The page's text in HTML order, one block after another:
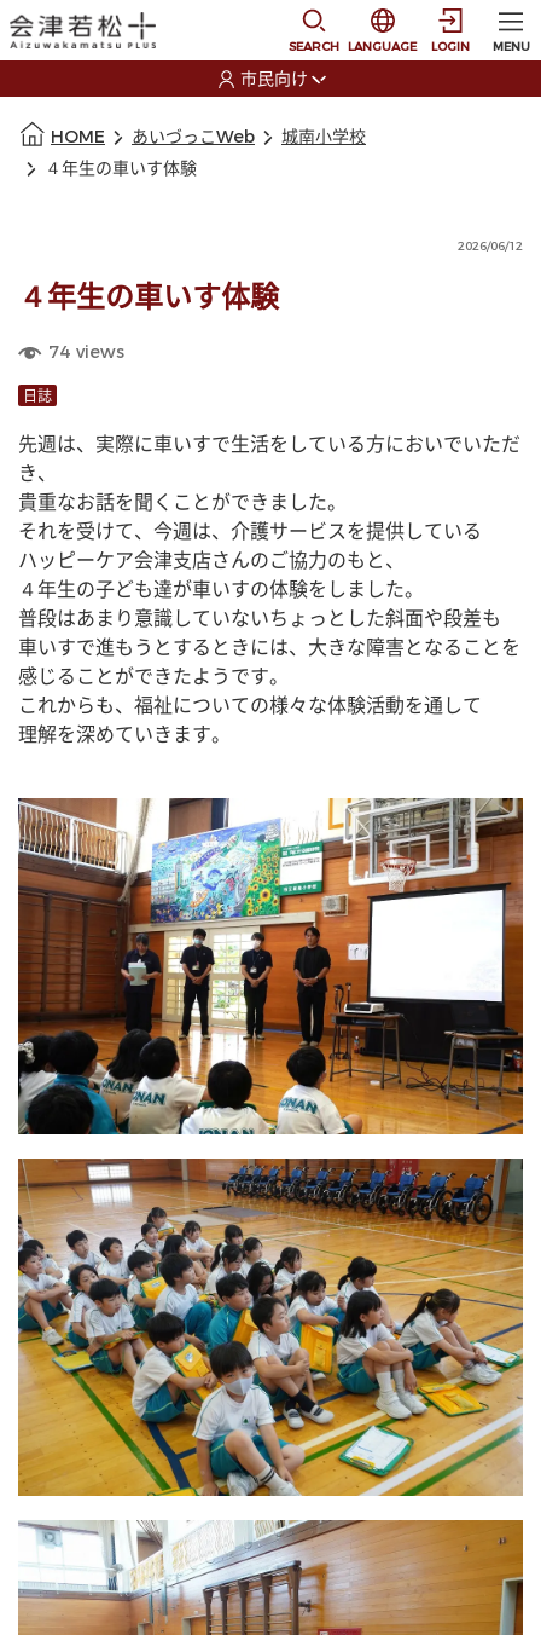
SEARCH
選択すると言語の切
LANGUAGE LOGIN MENU
市民向け
HOME あいづっこWeb
城南小学校
４年生の車いす体験
2026/06/12
４年生の車いす体験
74 views
日誌
先週は、実際に車いすで生活をしている方においでいただ
き、
貴重なお話を聞くことができました。
それを受けて、今週は、介護サービスを提供している
ハッピーケア会津支店さんのご協力のもと、
４年生の子ども達が車いすの体験をしました。
普段はあまり意識していないちょっとした斜面や段差も
車いすで進もうとするときには、大きな障害となることを
感じることができたようです。
これからも、福祉についての様々な体験活動を通して
理解を深めていきます。